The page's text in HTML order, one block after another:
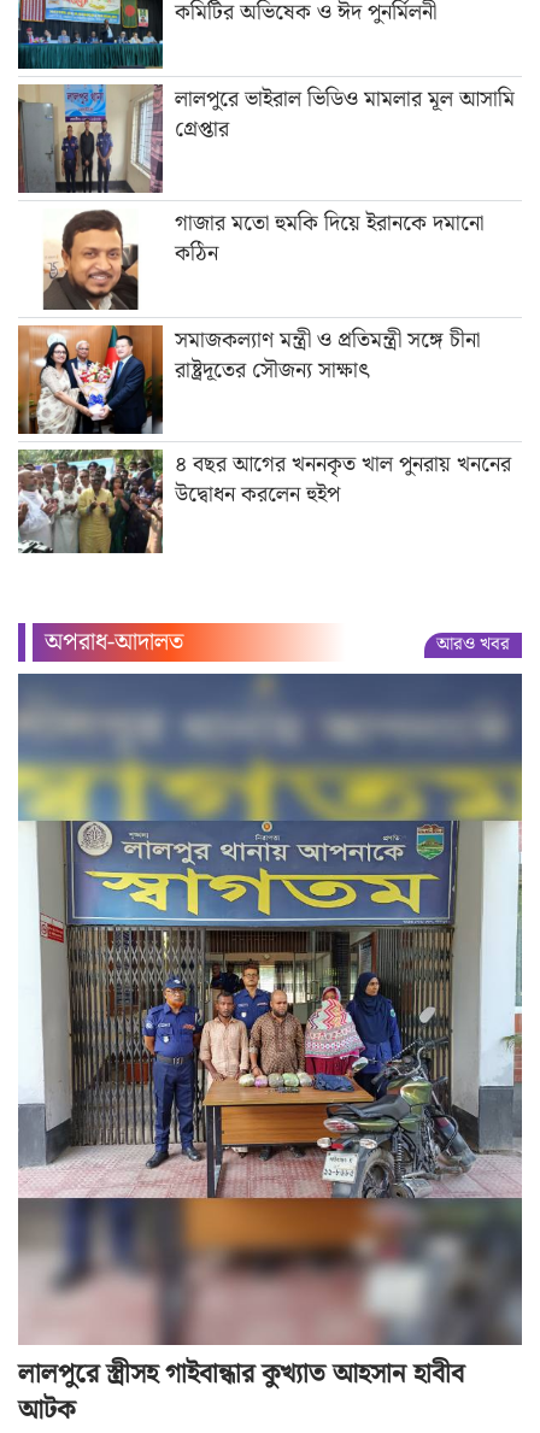
কমিটির অভিষেক ও ঈদ পুনর্মিলনী
লালপুরে ভাইরাল ভিডিও মামলার মূল আসামি
গ্রেপ্তার
গাজার মতো হুমকি দিয়ে ইরানকে দমানো
কঠিন
সমাজকল্যাণ মন্ত্রী ও প্রতিমন্ত্রী সঙ্গে চীনা
রাষ্ট্রদূতের সৌজন্য সাক্ষাৎ
৪ বছর আগের খননকৃত খাল পুনরায় খননের
উদ্বোধন করলেন হুইপ
অপরাধ-আদালত আরও খবর
লালপুরে স্ত্রীসহ গাইবান্ধার কুখ্যাত আহসান হাবীব
আটক